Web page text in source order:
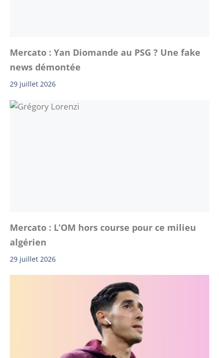
Mercato : Yan Diomande au PSG ? Une fake
news démontée
29 juillet 2026
Mercato : L’OM hors course pour ce milieu
algérien
29 juillet 2026